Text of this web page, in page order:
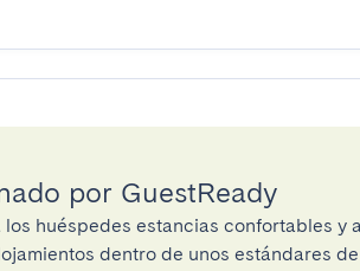
por GuestReady
los huéspedes estancias confortables y
dentro de unos estándares de